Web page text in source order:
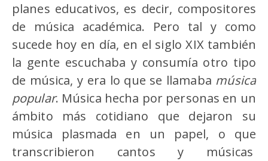
planes educativos, es decir, compositores
de música académica. Pero tal y como
sucede hoy en día, en el siglo XIX también
la gente escuchaba y consumía otro tipo
de música, y era lo que se llamaba música
popular. Música hecha por personas en un
ámbito más cotidiano que dejaron su
música plasmada en un papel, o que
transcribieron cantos y músicas